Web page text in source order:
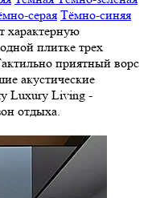
серая Тёмно-синяя
характерную
плитке трех
приятный ворс
акустические
Luxury Living -
отдыха.